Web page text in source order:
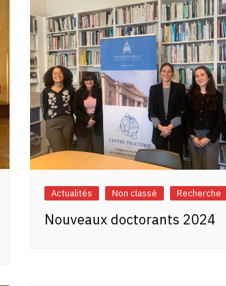
Actualités Non classé Recherche
Nouveaux doctorants 2024